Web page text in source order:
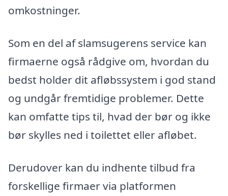
omkostninger.
Som en del af slamsugerens service kan
firmaerne også rådgive om, hvordan du
bedst holder dit afløbssystem i god stand
og undgår fremtidige problemer. Dette
kan omfatte tips til, hvad der bør og ikke
bør skylles ned i toilettet eller afløbet.
Derudover kan du indhente tilbud fra
forskellige firmaer via platformen